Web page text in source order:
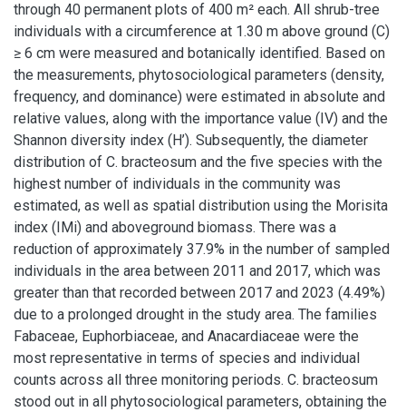
through 40 permanent plots of 400 m² each. All shrub-tree
individuals with a circumference at 1.30 m above ground (C)
≥ 6 cm were measured and botanically identified. Based on
the measurements, phytosociological parameters (density,
frequency, and dominance) were estimated in absolute and
relative values, along with the importance value (IV) and the
Shannon diversity index (H’). Subsequently, the diameter
distribution of C. bracteosum and the five species with the
highest number of individuals in the community was
estimated, as well as spatial distribution using the Morisita
index (IMi) and aboveground biomass. There was a
reduction of approximately 37.9% in the number of sampled
individuals in the area between 2011 and 2017, which was
greater than that recorded between 2017 and 2023 (4.49%)
due to a prolonged drought in the study area. The families
Fabaceae, Euphorbiaceae, and Anacardiaceae were the
most representative in terms of species and individual
counts across all three monitoring periods. C. bracteosum
stood out in all phytosociological parameters, obtaining the